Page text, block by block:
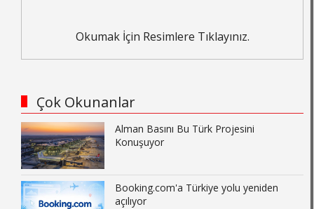
Okumak İçin Resimlere Tıklayınız.
Çok Okunanlar
Alman Basını Bu Türk Projesini
Konuşuyor
Booking.com'a Türkiye yolu yeniden
açılıyor